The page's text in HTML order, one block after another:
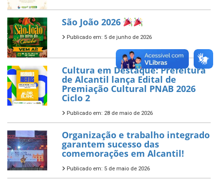
São João 2026
Publicado em: 5 de junho de 2026
Cultura em Destaque: Prefeitura
de Alcantil lança Edital de
Premiação Cultural PNAB 2026
Ciclo 2
Publicado em: 28 de maio de 2026
Organização e trabalho integrado
garantem sucesso das
comemorações em Alcantil!
Publicado em: 5 de maio de 2026